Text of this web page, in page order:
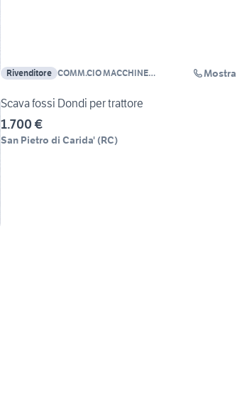
Rivenditore COMM.CIO MACCHINE
SPADONI M
Scava fossi Dondi per trattore
1.700 €
San Pietro di Carida' (RC)